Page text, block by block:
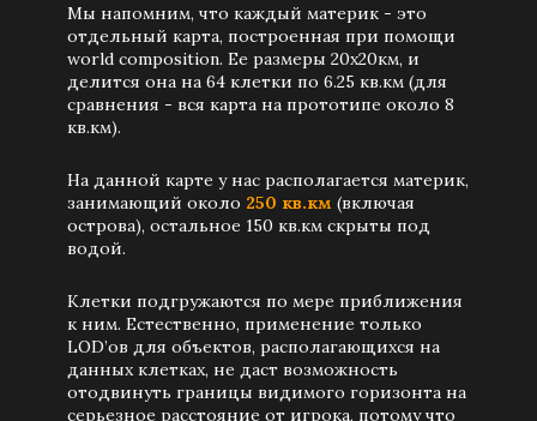
Мы напомним, что каждый материк - это
отдельный карта, построенная при помощи
world composition. Ее размеры 20х20км, и
делится она на 64 клетки по 6.25 кв.км (для
сравнения - вся карта на прототипе около 8
кв.км).
На данной карте у нас располагается материк,
занимающий около 250 кв.км (включая
острова), остальное 150 кв.км скрыты под
водой.
Клетки подгружаются по мере приближения
к ним. Естественно, применение только
LOD’ов для объектов, располагающихся на
данных клетках, не даст возможность
отодвинуть границы видимого горизонта на
серьезное расстояние от игрока, потому что